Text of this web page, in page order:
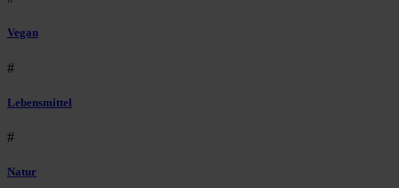
Vegan
#
Lebensmittel
#
Natur